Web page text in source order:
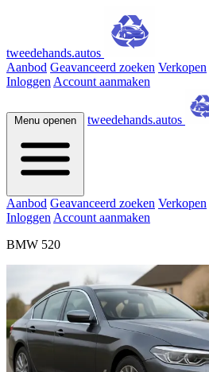
tweedehands.autos
Aanbod Geavanceerd zoeken Verkopen
Inloggen Account aanmaken
Menu openen tweedehands.autos
Aanbod Geavanceerd zoeken Verkopen
Inloggen Account aanmaken
BMW 520